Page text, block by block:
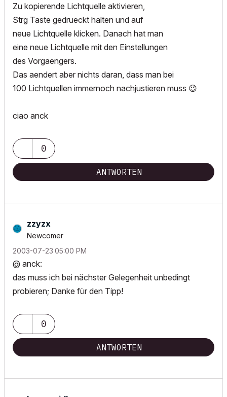
Zu kopierende Lichtquelle aktivieren,
Strg Taste gedrueckt halten und auf
neue Lichtquelle klicken. Danach hat man
eine neue Lichtquelle mit den Einstellungen
des Vorgaengers.
Das aendert aber nichts daran, dass man bei
100 Lichtquellen immernoch nachjustieren muss 😉
ciao anck
0
ANTWORTEN
zzyzx
Newcomer
‎2003-07-23 05:00 PM
@ anck:
das muss ich bei nächster Gelegenheit unbedingt
probieren; Danke für den Tipp!
0
ANTWORTEN